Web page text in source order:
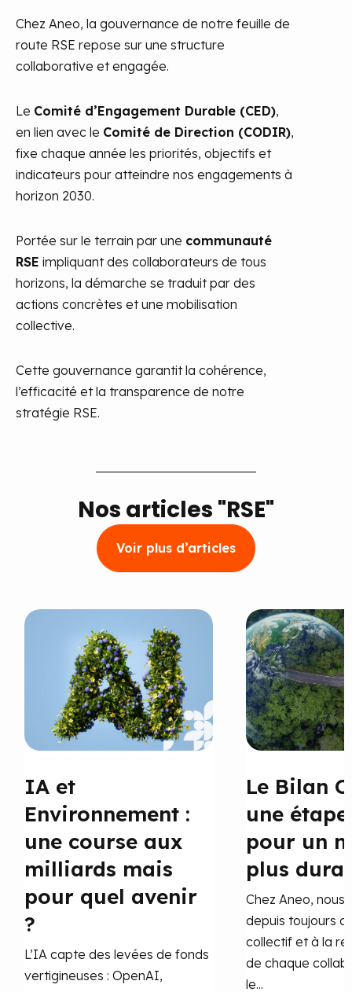
Chez Aneo, la gouvernance de notre feuille de
route RSE repose sur une structure
collaborative et engagée.
Le Comité d’Engagement Durable (CED),
en lien avec le Comité de Direction (CODIR),
fixe chaque année les priorités, objectifs et
indicateurs pour atteindre nos engagements à
horizon 2030.
Portée sur le terrain par une communauté
RSE impliquant des collaborateurs de tous
horizons, la démarche se traduit par des
actions concrètes et une mobilisation
collective.
Cette gouvernance garantit la cohérence,
l’efficacité et la transparence de notre
stratégie RSE.
Nos articles "RSE"
Voir plus d’articles
IA et
Environnement :
une course aux
milliards mais
pour quel avenir
?
L’IA capte des levées de fonds
vertigineuses : OpenAI,
Le Bilan
une
pour un
plus
Chez Aneo, nous
depuis toujours
collectif et à la
de chaque
le...